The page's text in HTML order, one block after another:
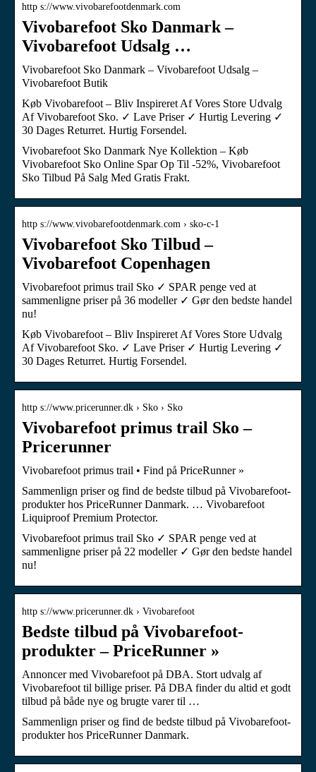
http s://www.vivobarefootdenmark.com
Vivobarefoot Sko Danmark –
Vivobarefoot Udsalg …
Vivobarefoot Sko Danmark – Vivobarefoot Udsalg –
Vivobarefoot Butik
Køb Vivobarefoot – Bliv Inspireret Af Vores Store Udvalg
Af Vivobarefoot Sko. ✓ Lave Priser ✓ Hurtig Levering ✓
30 Dages Returret. Hurtig Forsendel.
Vivobarefoot Sko Danmark Nye Kollektion – Køb
Vivobarefoot Sko Online Spar Op Til -52%, Vivobarefoot
Sko Tilbud På Salg Med Gratis Frakt.
http s://www.vivobarefootdenmark.com › sko-c-1
Vivobarefoot Sko Tilbud –
Vivobarefoot Copenhagen
Vivobarefoot primus trail Sko ✓ SPAR penge ved at
sammenligne priser på 36 modeller ✓ Gør den bedste handel
nu!
Køb Vivobarefoot – Bliv Inspireret Af Vores Store Udvalg
Af Vivobarefoot Sko. ✓ Lave Priser ✓ Hurtig Levering ✓
30 Dages Returret. Hurtig Forsendel.
http s://www.pricerunner.dk › Sko › Sko
Vivobarefoot primus trail Sko –
Pricerunner
Vivobarefoot primus trail • Find på PriceRunner »
Sammenlign priser og find de bedste tilbud på Vivobarefoot-
produkter hos PriceRunner Danmark. … Vivobarefoot
Liquiproof Premium Protector.
Vivobarefoot primus trail Sko ✓ SPAR penge ved at
sammenligne priser på 22 modeller ✓ Gør den bedste handel
nu!
http s://www.pricerunner.dk › Vivobarefoot
Bedste tilbud på Vivobarefoot-
produkter – PriceRunner »
Annoncer med Vivobarefoot på DBA. Stort udvalg af
Vivobarefoot til billige priser. På DBA finder du altid et godt
tilbud på både nye og brugte varer til …
Sammenlign priser og find de bedste tilbud på Vivobarefoot-
produkter hos PriceRunner Danmark.